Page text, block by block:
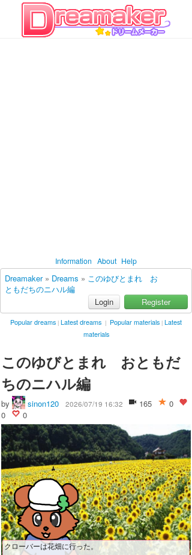
Information About Help
Dreamaker» Dreams » このゆびとまれ お
ともだちのニハル編
Login
Register
Popular dreams | Latest dreams | Popular materials | Latest
materials
このゆびとまれ おともだ
ちのニハル編
by sinon120 2026/07/19 16:32 165
0
0
0
クローバーは花畑に行った。